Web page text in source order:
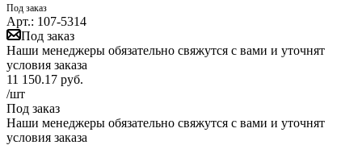
Под заказ
Арт.: 107-5314
Под заказ
Наши менеджеры обязательно свяжутся с вами и уточнят
условия заказа
11 150.17 руб.
/шт
Под заказ
Наши менеджеры обязательно свяжутся с вами и уточнят
условия заказа